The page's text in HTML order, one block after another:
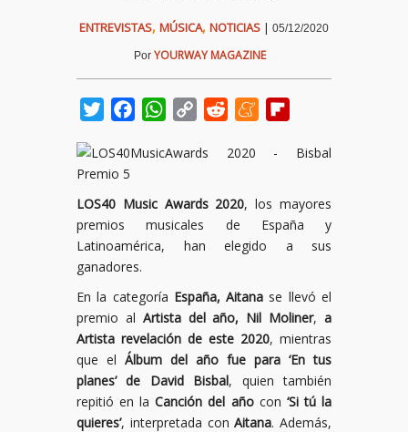
ENTREVISTAS, MÚSICA, NOTICIAS | 05/12/2020
Por YOURWAY MAGAZINE
TwitterFacebookWhatsApp
Copy
Reddit Meneame
LOS40 Music Awards 2020, los mayores
premios musicales de España y
Latinoamérica, han elegido a sus
ganadores.
En la categoría España, Aitana se llevó el
premio al Artista del año, Nil Moliner,a
Artista revelación de este 2020, mientras
que el Álbum del año fue para ‘En tus
planes’ de David Bisbal, quien también
repitió en laCanción del añocon ‘Si tú la
quieres’, interpretada con Aitana. Además,